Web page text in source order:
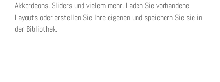
Akkordeons, Sliders und vielem mehr. Laden Sie vorhandene
Layouts oder erstellen Sie Ihre eigenen und speichern Sie sie in
der Bibliothek.